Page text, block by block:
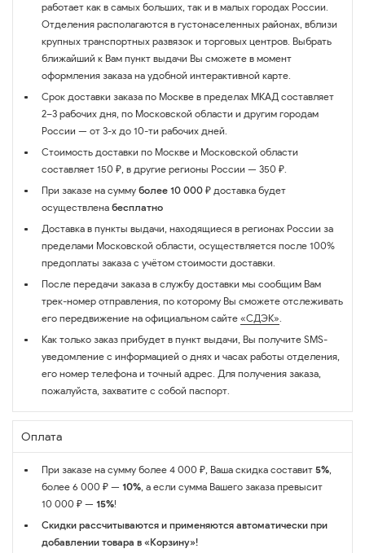
работает как в самых больших, так и в малых городах России.
Отделения располагаются в густонаселенных районах, вблизи
крупных транспортных развязок и торговых центров. Выбрать
ближайший к Вам пункт выдачи Вы сможете в момент
оформления заказа на удобной интерактивной карте.
Срок доставки заказа по Москве в пределах МКАД составляет
2–3 рабочих дня, по Московской области и другим городам
России — от 3-х до 10-ти рабочих дней.
Стоимость доставки по Москве и Московской области
составляет 150 ₽, в другие регионы России — 350 ₽.
При заказе на сумму более 10 000 ₽ доставка будет
осуществлена бесплатно
Доставка в пункты выдачи, находящиеся в регионах России за
пределами Московской области, осуществляется после 100%
предоплаты заказа с учётом стоимости доставки.
После передачи заказа в службу доставки мы сообщим Вам
трек-номер отправления, по которому Вы сможете отслеживать
его передвижение на официальном сайте «СДЭК».
Как только заказ прибудет в пункт выдачи, Вы получите SMS-
уведомление с информацией о днях и часах работы отделения,
его номер телефона и точный адрес. Для получения заказа,
пожалуйста, захватите с собой паспорт.
Оплата
При заказе на сумму более 4 000 ₽, Ваша скидка составит 5%,
более 6 000 ₽ — 10%, а если сумма Вашего заказа превысит
10 000 ₽ — 15%!
Скидки рассчитываются и применяются автоматически при
добавлении товара в «Корзину»!